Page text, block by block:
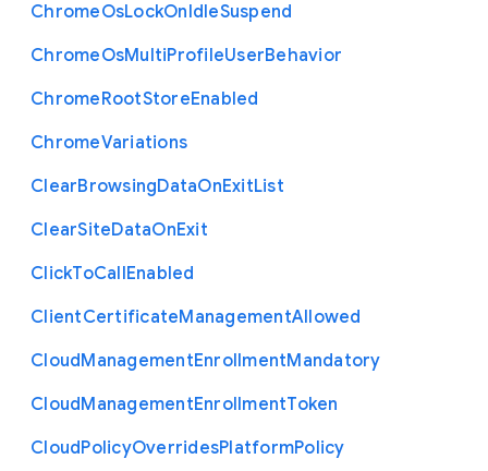
ChromeOsLockOnIdleSuspend
ChromeOsMultiProfileUserBehavior
ChromeRootStoreEnabled
ChromeVariations
ClearBrowsingDataOnExitList
ClearSiteDataOnExit
ClickToCallEnabled
ClientCertificateManagementAllowed
CloudManagementEnrollmentMandatory
CloudManagementEnrollmentToken
CloudPolicyOverridesPlatformPolicy